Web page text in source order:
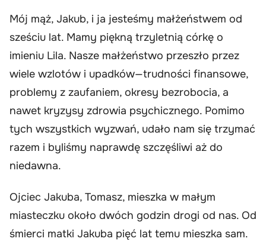
Mój mąż, Jakub, i ja jesteśmy małżeństwem od
sześciu lat. Mamy piękną trzyletnią córkę o
imieniu Lila. Nasze małżeństwo przeszło przez
wiele wzlotów i upadków—trudności finansowe,
problemy z zaufaniem, okresy bezrobocia, a
nawet kryzysy zdrowia psychicznego. Pomimo
tych wszystkich wyzwań, udało nam się trzymać
razem i byliśmy naprawdę szczęśliwi aż do
niedawna.
Ojciec Jakuba, Tomasz, mieszka w małym
miasteczku około dwóch godzin drogi od nas. Od
śmierci matki Jakuba pięć lat temu mieszka sam.